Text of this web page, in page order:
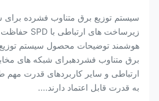
سیستم توزیع برق متناوب فشرده برای
هوشمند توضیحات محصول سیستم
برق متناوب فشردهبرای شبکه های
ارتباطی و سایر کاربردهای قدرت
به قدرت قابل اعتماد دارند....